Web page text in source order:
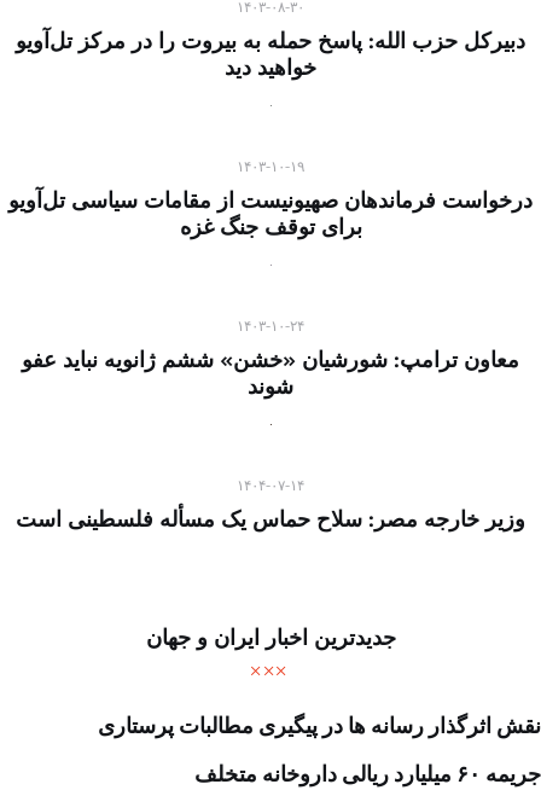
۱۴۰۳-۰۸-۳۰
دبیرکل حزب الله: پاسخ حمله به بیروت را در مرکز تل‌آویو
خواهید دید
۱۴۰۳-۱۰-۱۹
درخواست فرماندهان صهیونیست از مقامات سیاسی تل‌آویو
برای توقف جنگ غزه
۱۴۰۳-۱۰-۲۴
معاون ترامپ: شورشیان «خشن» ششم ژانویه نباید عفو
شوند
۱۴۰۴-۰۷-۱۴
وزیر خارجه مصر: سلاح حماس یک مسأله فلسطینی است
جدیدترین اخبار ایران و جهان
نقش اثرگذار رسانه ها در پیگیری مطالبات پرستاری
جریمه ۶۰ میلیارد ریالی داروخانه متخلف